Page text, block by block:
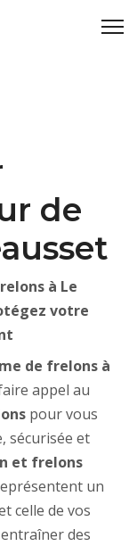
de
à Le
votre
de frelons à
appel au
pour vous
sécurisée et
et frelons
un
celle de vos
des